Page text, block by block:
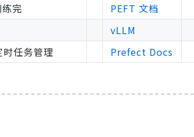
完
PEFT 文档
vLLM
时任务管理 Prefect Docs